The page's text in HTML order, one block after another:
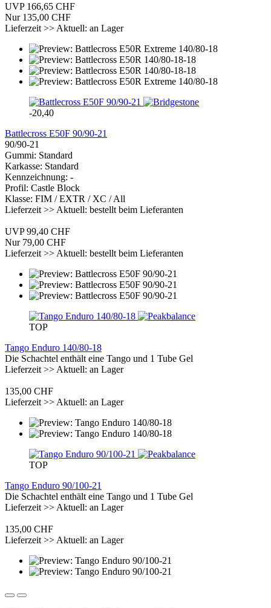
UVP 166,65 CHF
Nur 135,00 CHF
Lieferzeit >> Aktuell: an Lager
-20,40
Battlecross E50F 90/90-21
90/90-21
Gummi: Standard
Karkasse: Standard
Kennzeichnung: -
Profil: Castle Block
Klasse: FIM / EXTR / XC / All
Lieferzeit >> Aktuell: bestellt beim Lieferanten
UVP 99,40 CHF
Nur 79,00 CHF
Lieferzeit >> Aktuell: bestellt beim Lieferanten
TOP
Tango Enduro 140/80-18
Die Schachtel enthält eine Tango und 1 Tube Gel
Lieferzeit >> Aktuell: an Lager
135,00 CHF
Lieferzeit >> Aktuell: an Lager
TOP
Tango Enduro 90/100-21
Die Schachtel enthält eine Tango und 1 Tube Gel
Lieferzeit >> Aktuell: an Lager
135,00 CHF
Lieferzeit >> Aktuell: an Lager